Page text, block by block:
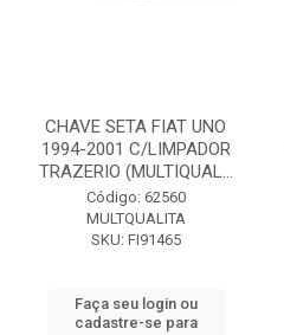
CHAVE SETA FIAT UNO
1994-2001 C/LIMPADOR
TRAZERIO (MULTIQUAL...
Código: 62560
MULTQUALITA
SKU: FI91465
Faça seu login ou
cadastre-se para